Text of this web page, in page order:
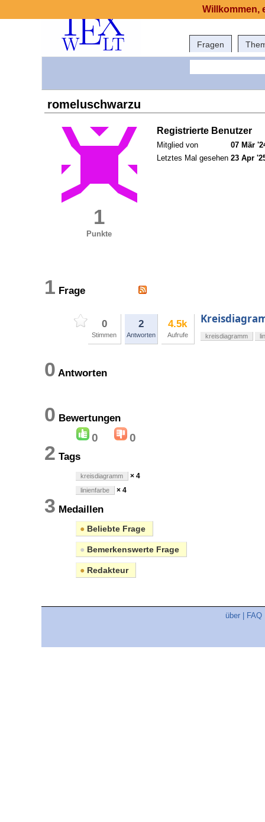
Fragen
romeluschwarzu
1
Punkte
Registrierte Benutzer
Mitglied von
07 Mär
Letztes Mal gesehen 23 Apr
1 Frage
0
Stimmen
2
Antworten
4.5k
Aufrufe kreisdiagramm
0 Antworten
0 Bewertungen
0 0
2 Tags
kreisdiagramm × 4
linienfarbe × 4
3 Medaillen
● Beliebte Frage
● Bemerkenswerte Frage
● Redakteur
über FAQ
Willkommen,